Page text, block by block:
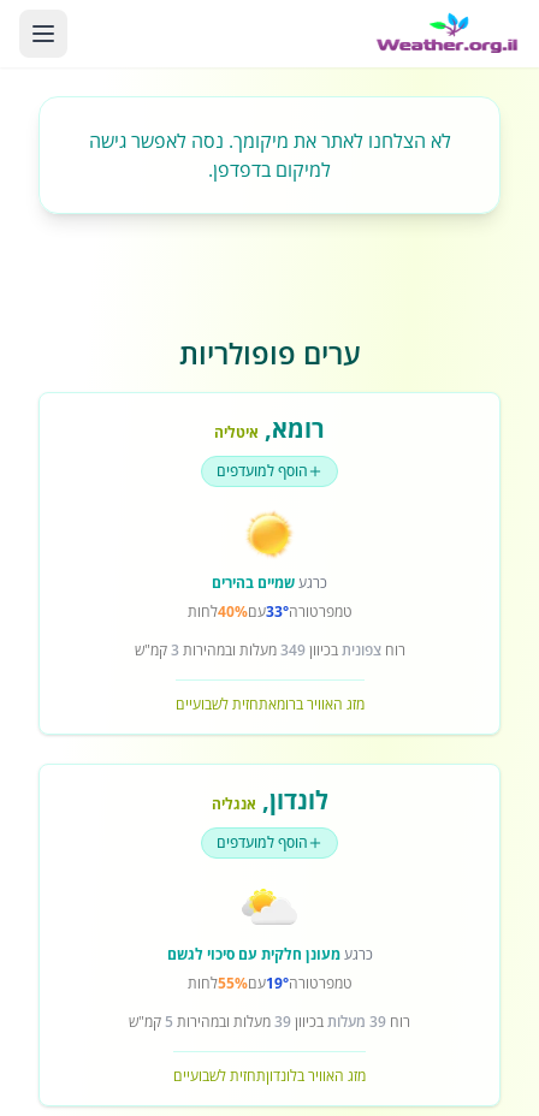
לא הצלחנו לאתר את מיקומך. נסה לאפשר גישה
למיקום בדפדפן.
ערים פופולריות
רומא, איטליה
הוסף למועדפים
כרגעשמיים בהירים
טמפרטורה33°עם40%לחות
רוחצפוניתבכיוון349מעלות ובמהירות 3קמ"ש
מזג האוויר ברומאתחזית לשבועיים
לונדון, אנגליה
הוסף למועדפים
כרגעמעונן חלקית עם סיכוי לגשם
טמפרטורה19°עם55%לחות
רוח 39 מעלות בכיוון39מעלות ובמהירות 5 קמ"ש
מזג האוויר בלונדוןתחזית לשבועיים